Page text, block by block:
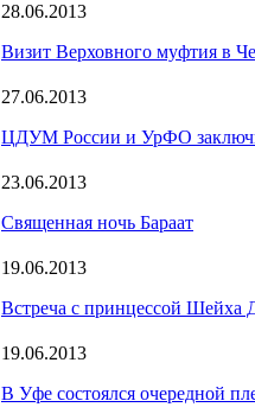
28.06.2013
Визит Верховного муфтия в
27.06.2013
ЦДУМ России и УрФО
23.06.2013
Священная ночь Бараат
19.06.2013
Встреча с принцессой
19.06.2013
В Уфе состоялся очередной